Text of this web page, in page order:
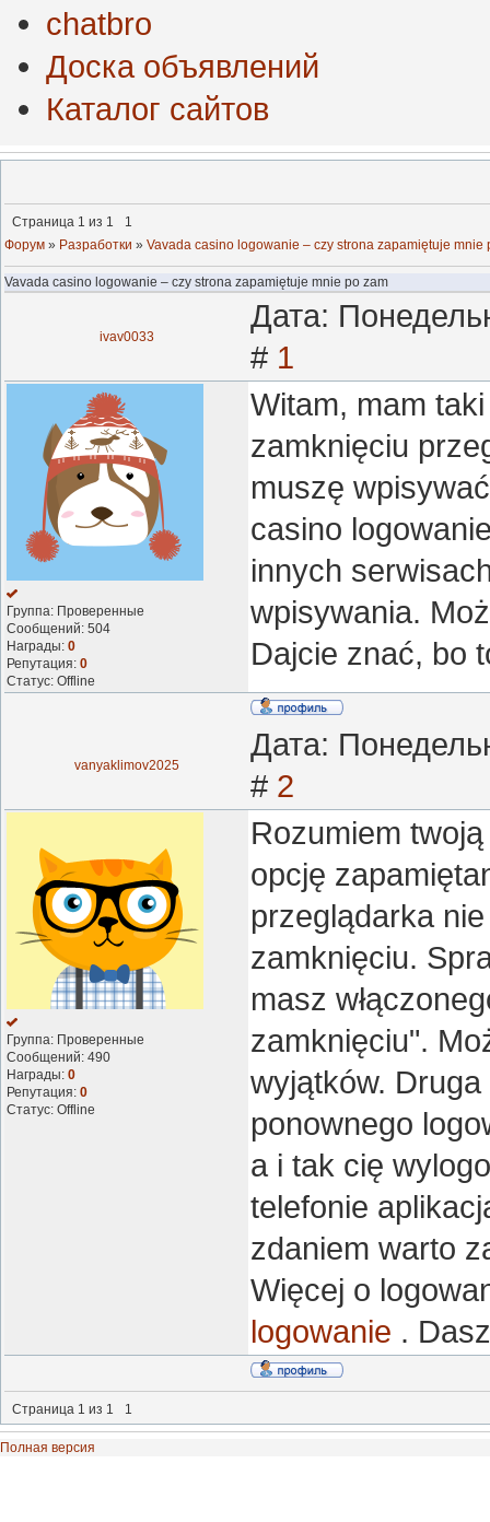
chatbro
Доска объявлений
Каталог сайтов
Страница 1 из 1
1
Форум » Разработки » Vavada casino logowanie – czy strona zapamiętuje mnie
Vavada casino logowanie – czy strona zapamiętuje mnie po zam
ivav0033
Дата:
# 1
Группа: Проверенные
Сообщений: 504
Награды: 0
Репутация: 0
Статус: Offline
Witam, mam
zamknięciu
muszę
casino
innych
wpisywania.
Dajcie znać, bo
vanyaklimov2025
Дата:
# 2
Группа: Проверенные
Сообщений: 490
Награды: 0
Репутация: 0
Статус: Offline
Rozumiem
opcję
przeglądarka
zamknięciu.
masz
zamknięciu".
wyjątków.
ponownego
a i tak cię
telefonie
zdaniem warto
Więcej o
logowanie .
Страница 1 из 1 1
Полная версия